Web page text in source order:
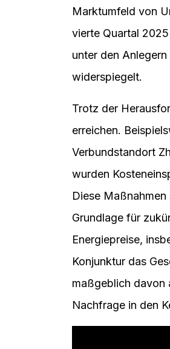
Marktumfeld von
vierte Quartal
unter den
widerspiegelt.
Trotz der
erreichen.
Verbundstandort
wurden
Diese
Grundlage für
Energiepreise,
Konjunktur das
maßgeblich davon
Nachfrage in den